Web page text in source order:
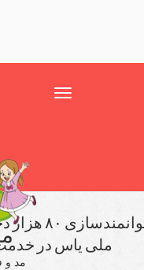
مدل
مد و فشن
توانمندسازی ۸۰ هزار
ملی یاس در خدمت